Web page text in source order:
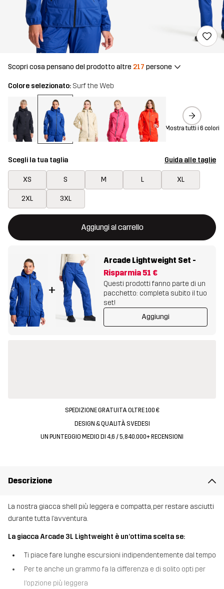
Scopri cosa pensano del prodotto altre 217 persone
Colore selezionato: Surf the Web
Mostra tutti i 6 colori
Scegli la tua taglia Guida alle taglie
XS S M L XL
2XL 3XL
Aggiungi al carrello
Questo tasto aprirà una finestra modale per confermare un
{{size}} non disponibile
+
Arcade Lightweight Set -
Risparmia 51 €
Questi prodotti fanno parte di un
pacchetto: completa subito il tuo
set!
Aggiungi
SPEDIZIONE GRATUITA OLTRE 100 €
DESIGN & QUALITÀ SVEDESI
UN PUNTEGGIO MEDIO DI 4,6 / 5, 840.000+ RECENSIONI
Descrizione
La nostra giacca shell più leggera e compatta, per restare asciutti
durante tutta l’avventura.
La giacca Arcade 3L Lightweight è un’ottima scelta se:
Ti piace fare lunghe escursioni indipendentemente dal tempo
Per te anche un grammo fa la differenza e di solito opti per
l’opzione più leggera